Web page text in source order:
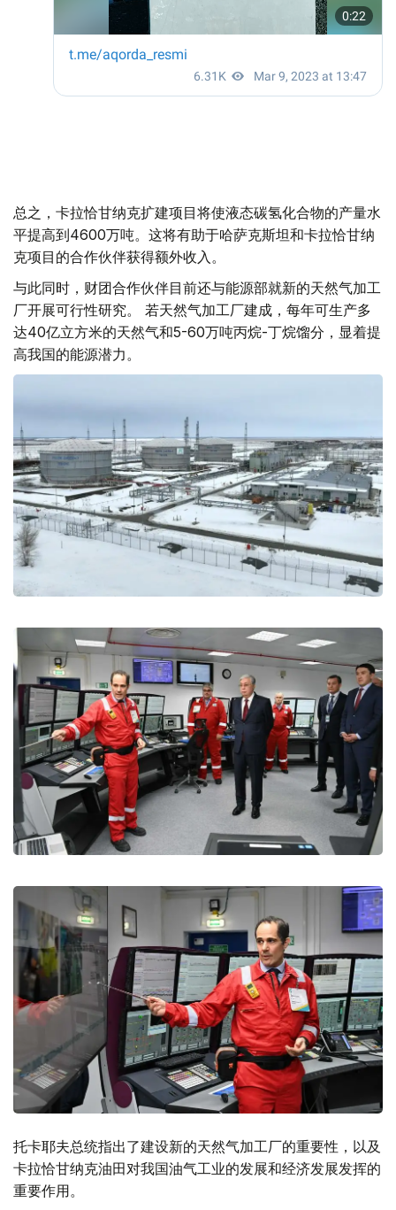
总之，卡拉恰甘纳克扩建项目将使液态碳氢化合物的产量水
平提高到4600万吨。这将有助于哈萨克斯坦和卡拉恰甘纳
克项目的合作伙伴获得额外收入。
与此同时，财团合作伙伴目前还与能源部就新的天然气加工
厂开展可行性研究。 若天然气加工厂建成，每年可生产多
达40亿立方米的天然气和5-60万吨丙烷-丁烷馏分，显着提
高我国的能源潜力。
托卡耶夫总统指出了建设新的天然气加工厂的重要性，以及
卡拉恰甘纳克油田对我国油气工业的发展和经济发展发挥的
重要作用。